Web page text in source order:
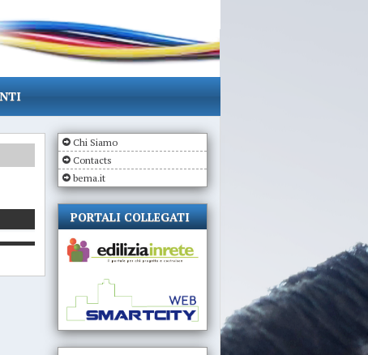
Chi Siamo
Contacts
bema.it
PORTALI COLLEGATI